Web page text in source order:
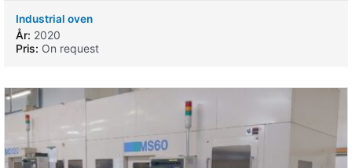
Industrial oven
År: 2020
Pris: On request